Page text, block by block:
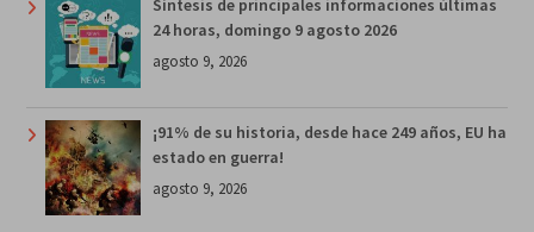
Síntesis de principales informaciones últimas
24 horas, domingo 9 agosto 2026
agosto 9, 2026
¡91% de su historia, desde hace 249 años, EU ha
estado en guerra!
agosto 9, 2026